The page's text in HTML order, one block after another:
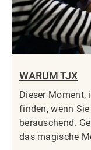
WARUM TJX
Dieser Moment,
finden, wenn
berauschend.
das magische